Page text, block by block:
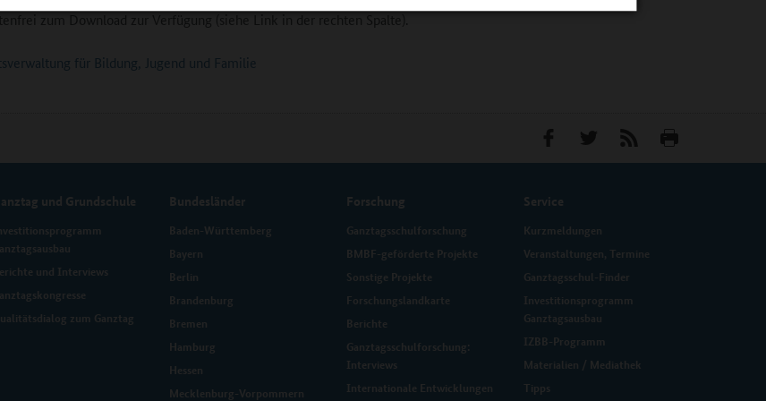
zum Download zur Verfügung (siehe Link in der rechten Spalte).
für Bildung, Jugend und Familie
und Grundschule
und Interviews
zum Ganztag
Bundesländer
Baden-Württemberg
Bayern
Berlin
Brandenburg
Bremen
Hamburg
Hessen
Mecklenburg-Vorpommern
Forschung
Ganztagsschulforschung
BMBF-geförderte Projekte
Sonstige Projekte
Forschungslandkarte
Berichte
Ganztagsschulforschung:
Interviews
Internationale Entwicklungen
Service
Kurzmeldungen
Veranstaltungen, Termine
Ganztagsschul-Finder
Investitionsprogramm
Ganztagsausbau
IZBB-Programm
Materialien / Mediathek
Tipps